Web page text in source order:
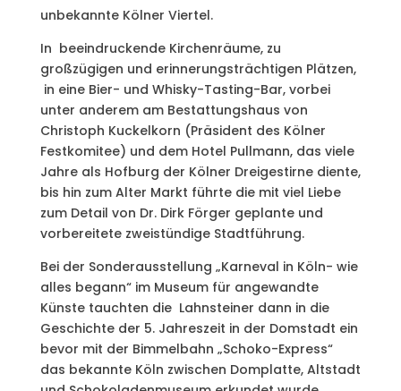
unbekannte Kölner Viertel.
In beeindruckende Kirchenräume, zu
großzügigen und erinnerungsträchtigen Plätzen,
in eine Bier- und Whisky-Tasting-Bar, vorbei
unter anderem am Bestattungshaus von
Christoph Kuckelkorn (Präsident des Kölner
Festkomitee) und dem Hotel Pullmann, das viele
Jahre als Hofburg der Kölner Dreigestirne diente,
bis hin zum Alter Markt führte die mit viel Liebe
zum Detail von Dr. Dirk Förger geplante und
vorbereitete zweistündige Stadtführung.
Bei der Sonderausstellung „Karneval in Köln- wie
alles begann“ im Museum für angewandte
Künste tauchten die Lahnsteiner dann in die
Geschichte der 5. Jahreszeit in der Domstadt ein
bevor mit der Bimmelbahn „Schoko-Express“
das bekannte Köln zwischen Domplatte, Altstadt